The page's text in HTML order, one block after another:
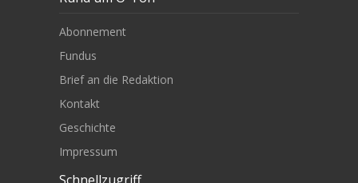
Abonnement
Fundus
Brief an die Redaktion
Kontakt
Geschichte
Impressum